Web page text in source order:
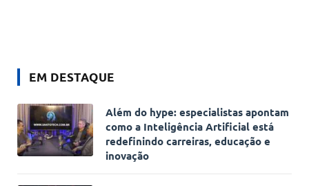
EM DESTAQUE
Além do hype: especialistas apontam
como a Inteligência Artificial está
redefinindo carreiras, educação e
inovação